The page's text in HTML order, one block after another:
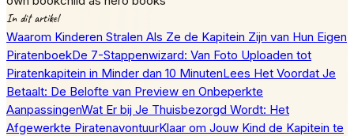
In dit artikel
Waarom Kinderen Stralen Als Ze de Kapitein Zijn van Hun Eigen
PiratenboekDe 7-Stappenwizard: Van Foto Uploaden tot
Piratenkapitein in Minder dan 10 MinutenLees Het Voordat Je
Betaalt: De Belofte van Preview en Onbeperkte
AanpassingenWat Er bij Je Thuisbezorgd Wordt: Het
Afgewerkte PiratenavontuurKlaar om Jouw Kind de Kapitein te